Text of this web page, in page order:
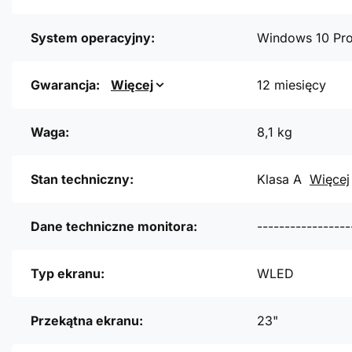
System operacyjny: Windows 10 Pro
Gwarancja: Więcej 12 miesięcy
Waga: 8,1 kg
Stan techniczny: Klasa A Więcej
Dane techniczne monitora:
Typ ekranu: WLED
Przekątna ekranu: 23"